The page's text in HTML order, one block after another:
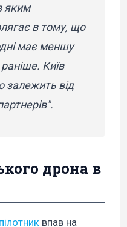
яким
в тому, що
має меншу
Київ
залежить від
дрона в
впав на